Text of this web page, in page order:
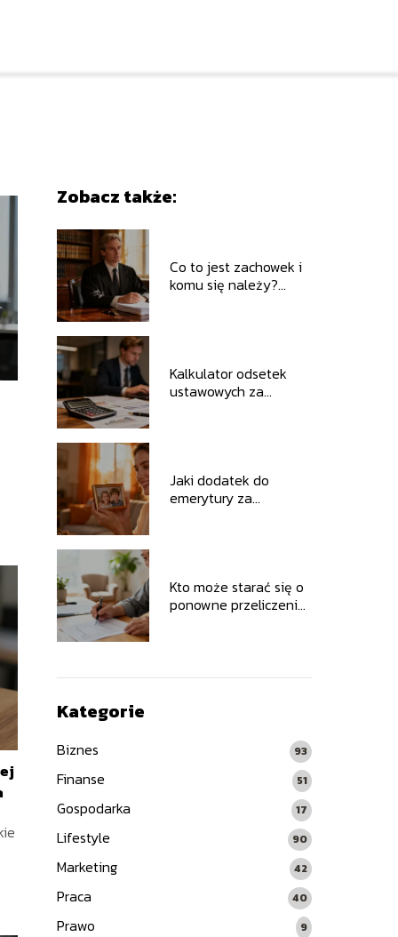
Zobacz także:
Co to jest zachowek i
komu się należy?
Kalkulator odsetek
ustawowych za
Jaki dodatek do
emerytury za
Kto może starać się o
ponowne przeliczenie
Kategorie
Biznes 93
Finanse 51
Gospodarka 17
Lifestyle 90
Marketing 42
Praca 40
Prawo 9